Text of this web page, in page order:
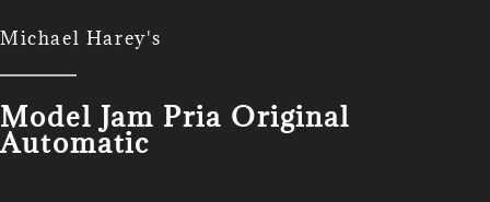
Michael Harey's
Model Jam Pria Original
Automatic